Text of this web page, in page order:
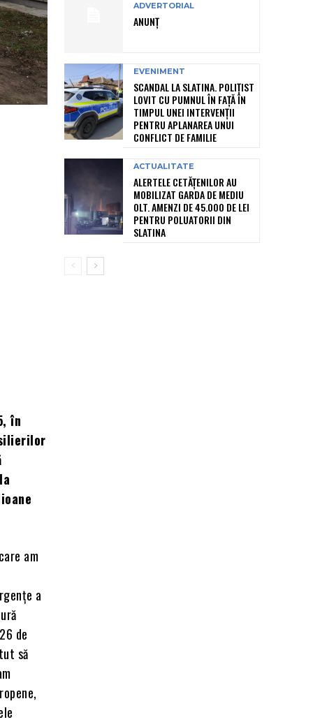
în
am
a
de
să
ADVERTORIAL
ANUNȚ
EVENIMENT
SCANDAL LA SLATINA. POLIȚIST
LOVIT CU PUMNUL ÎN FAȚĂ ÎN
TIMPUL UNEI INTERVENȚII
PENTRU APLANAREA UNUI
CONFLICT DE FAMILIE
ACTUALITATE
ALERTELE CETĂȚENILOR AU
MOBILIZAT GARDA DE MEDIU
OLT. AMENZI DE 45.000 DE LEI
PENTRU POLUATORII DIN
SLATINA